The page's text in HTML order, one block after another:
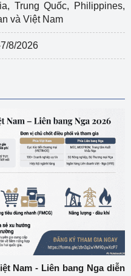
Trung Quốc, Philippines,
và Việt Nam
8/2026
Nam - Liên bang Nga diễn